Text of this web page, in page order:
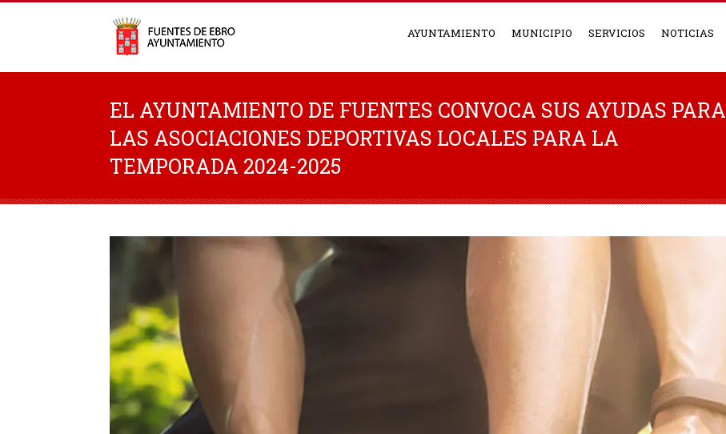
AYUNTAMIENTO MUNICIPIO SERVICIOS NOTICIAS
EL AYUNTAMIENTO DE FUENTES CONVOCA SUS AYUDAS PARA
LAS ASOCIACIONES DEPORTIVAS LOCALES PARA LA
TEMPORADA 2024-2025